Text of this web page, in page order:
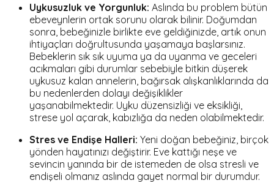
Uykusuzluk ve Yorgunluk: Aslında bu problem bütün
ebeveynlerin ortak sorunu olarak bilinir. Doğumdan
sonra, bebeğinizle birlikte eve geldiğinizde, artık onun
ihtiyaçları doğrultusunda yaşamaya başlarsınız.
Bebeklerin sık sık uyuma ya da uyanma ve geceleri
acıkmaları gibi durumlar sebebiyle bitkin düşerek
uykusuz kalan annelerin, bağırsak alışkanlıklarında da
bu nedenlerden dolayı değişiklikler
yaşanabilmektedir. Uyku düzensizliği ve eksikliği,
strese yol açarak, kabızlığa da neden olabilmektedir.
Stres ve Endişe Halleri: Yeni doğan bebeğiniz, birçok
yönden hayatınızı değiştirir. Eve kattığı neşe ve
sevincin yanında bir de istemeden de olsa stresli ve
endişeli olmanız aslında gayet normal bir durumdur.